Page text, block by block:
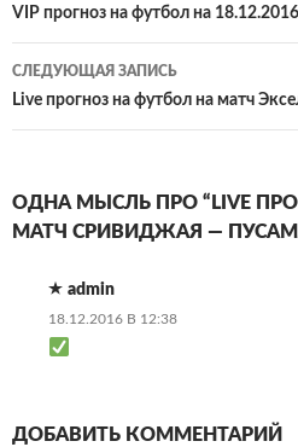
по
записям
VIP прогноз на футбол на 18.12.2016
СЛЕДУЮЩАЯ ЗАПИСЬ
Live прогноз на футбол на матч
ОДНА МЫСЛЬ ПРО “LIVE
МАТЧ СРИВИДЖАЯ —
admin
18.12.2016 В 12:38
ДОБАВИТЬ КОММЕНТАРИЙ